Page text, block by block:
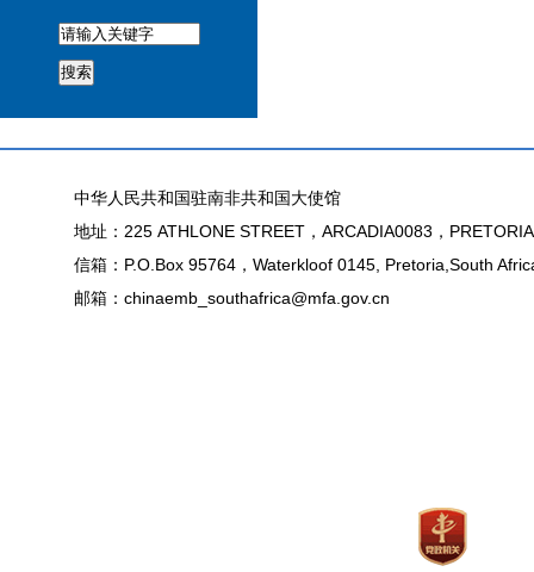
搜索
中华人民共和国驻南非共和国大使馆
地址：225 ATHLONE STREET，ARCADIA0083，
信箱：P.O.Box 95764，Waterkloof 0145, Pretoria,South
邮箱：chinaemb_southafrica@mfa.gov.cn